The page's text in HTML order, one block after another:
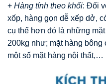
+ Hàng tính theo khối: Đối
xốp, hàng gọn dễ xếp dở,
cụ thể hơn đó là những
200kg như; mặt hàng bông
một số mặt hàng nội thất,…